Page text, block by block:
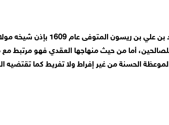
الزاوية الريسونية أسست في أثناء معركة وادي
أما من حيث منهاجها العقدي فهو مرتبط
الحسنة من غير إفراط ولا تفريط كما تقتضيه